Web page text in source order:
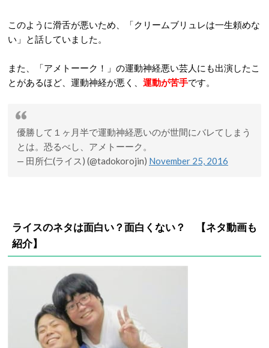
このように滑舌が悪いため、「クリームブリュレは一生頼めな
い」と話していました。
また、「アメトーーク！」の運動神経悪い芸人にも出演したこ
とがあるほど、運動神経が悪く、 運動が苦手です。
優勝して１ヶ月半で運動神経悪いのが世間にバレてしまう
とは。恐るべし、アメトーーク。
— 田所仁(ライス) (@tadokorojin) November 25, 2016
ライスのネタは面白い？面白くない？ 【ネタ動画も
紹介】